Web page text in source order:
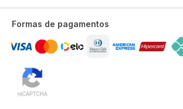
Formas de pagamentos